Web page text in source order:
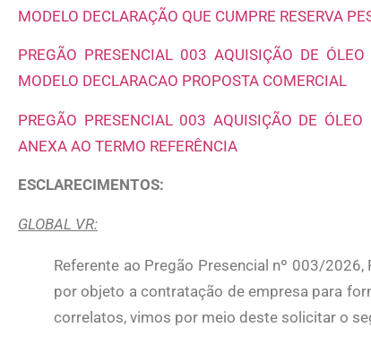
MODELO DECLARAÇÃO QUE CUMPRE RESERVA
PREGÃO PRESENCIAL 003 AQUISIÇÃO DE
MODELO DECLARACAO PROPOSTA COMERCIAL
PREGÃO PRESENCIAL 003 AQUISIÇÃO DE
ANEXA AO TERMO REFERÊNCIA
ESCLARECIMENTOS:
GLOBAL VR:
Referente ao Pregão Presencial nº 003/
por objeto a contratação de empresa para
correlatos, vimos por meio deste solicitar o